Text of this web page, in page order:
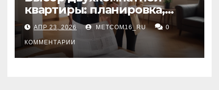
квартиры: планировка,
состояние жилья и
проверка документов
АПР 23, 2026 METCOM16_RU 0
КОММЕНТАРИИ